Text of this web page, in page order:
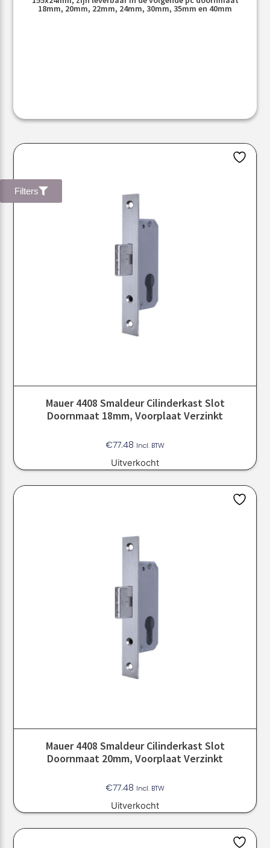
18mm, 20mm, 22mm, 24mm, 30mm, 35mm en 40mm
Filters
Mauer 4408 Smaldeur Cilinderkast Slot
Doornmaat 18mm, Voorplaat Verzinkt
€77.48 Incl. BTW
Uitverkocht
Mauer 4408 Smaldeur Cilinderkast Slot
Doornmaat 20mm, Voorplaat Verzinkt
€77.48 Incl. BTW
Uitverkocht